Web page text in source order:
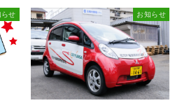
せ お知らせ